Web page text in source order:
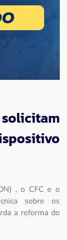
, o CFC e o
sobre os
a reforma do